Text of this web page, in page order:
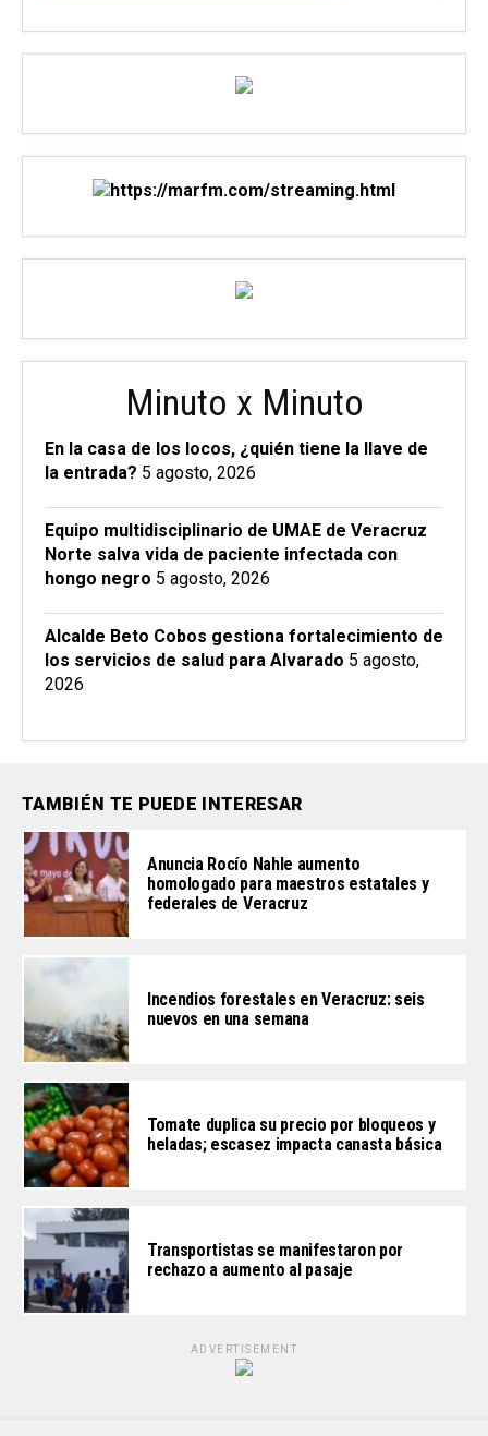
Minuto x Minuto
En la casa de los locos, ¿quién tiene la llave de
la entrada? 5 agosto, 2026
Equipo multidisciplinario de UMAE de Veracruz
Norte salva vida de paciente infectada con
hongo negro 5 agosto, 2026
Alcalde Beto Cobos gestiona fortalecimiento de
los servicios de salud para Alvarado 5 agosto,
2026
TAMBIÉN TE PUEDE INTERESAR
Anuncia Rocío Nahle aumento
homologado para maestros estatales y
federales de Veracruz
Incendios forestales en Veracruz: seis
nuevos en una semana
Tomate duplica su precio por bloqueos y
heladas; escasez impacta canasta básica
Transportistas se manifestaron por
rechazo a aumento al pasaje
ADVERTISEMENT